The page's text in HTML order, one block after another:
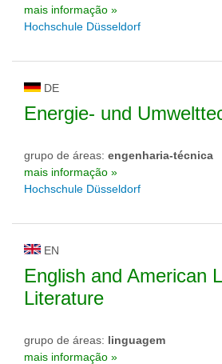
mais informação »
Hochschule Düsseldorf
DE
Energie- und
grupo de áreas: engenharia-técnica
mais informação »
Hochschule Düsseldorf
EN
English and American
Literature
grupo de áreas: linguagem
mais informação »